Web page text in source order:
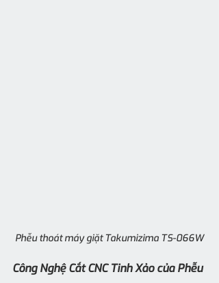
Phễu thoát máy giặt Takumizima TS-066W
Công Nghệ Cắt CNC Tinh Xảo của Phễu